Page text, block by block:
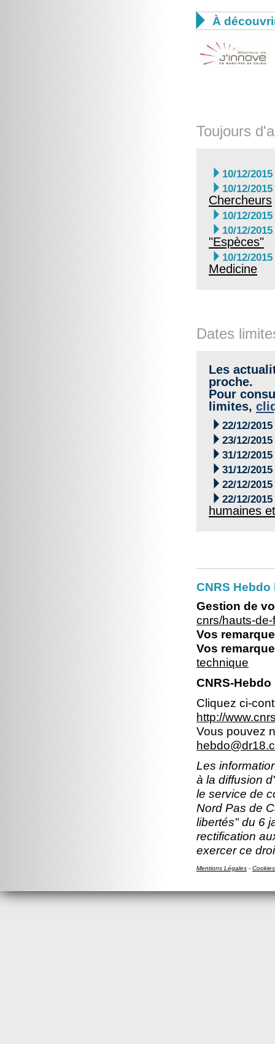
 À
Toujours
 10/12/2015
 10/12/2015
Chercheurs
 10/12/2015
 10/12/2015
"Espèces"
 10/12/2015
Medicine
Dates
Les
proche.
Pour
limites,
 22/12/2015
 23/12/2015
 31/12/2015
 31/12/2015
 22/12/2015
 22/12/2015
humaines
CNRS
Gestion de
cnrs/hauts-
Vos
Vos
technique
CNRS-
Cliquez ci-
http://
Vous pouvez
Les
à la diffusion
le service de
Nord Pas de
libertés" du 6
rectification
exercer ce
Mentions Légales - Cookies